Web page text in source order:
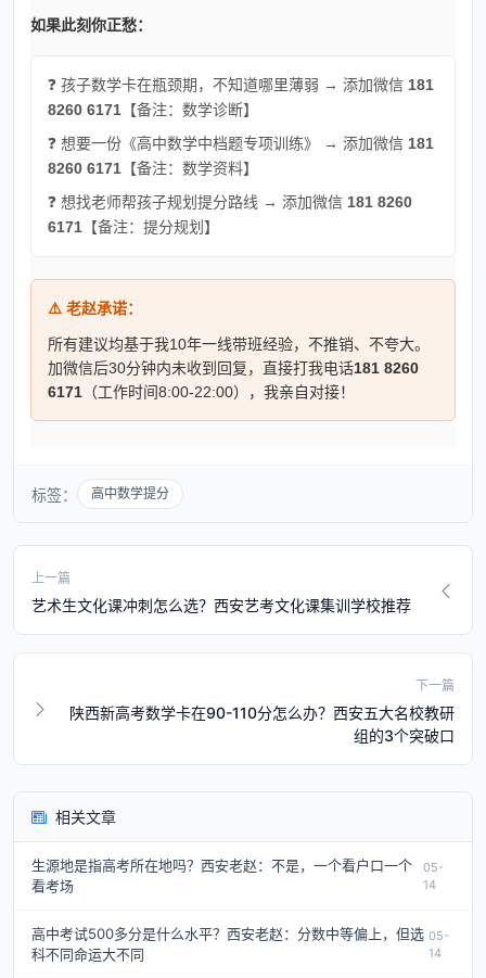
如果此刻你正愁：
❓ 孩子数学卡在瓶颈期，不知道哪里薄弱 → 添加微信 181
8260 6171 【备注：数学诊断】
❓ 想要一份《高中数学中档题专项训练》 → 添加微信 181
8260 6171 【备注：数学资料】
❓ 想找老师帮孩子规划提分路线 → 添加微信 181 8260
6171 【备注：提分规划】
⚠️ 老赵承诺：
所有建议均基于我10年一线带班经验，不推销、不夸大。
加微信后30分钟内未收到回复，直接打我电话181 8260
6171 （工作时间8:00-22:00），我亲自对接！
标签： 高中数学提分
上一篇
艺术生文化课冲刺怎么选？西安艺考文化课集训学校推荐
下一篇
陕西新高考数学卡在90-110分怎么办？西安五大名校教研
组的3个突破口
相关文章
生源地是指高考所在地吗？西安老赵：不是，一个看户口一个
看考场
05-
14
高中考试500多分是什么水平？西安老赵：分数中等偏上，但选
科不同命运大不同
05-
14